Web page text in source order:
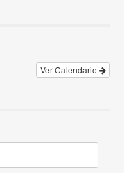
Ver Calendario